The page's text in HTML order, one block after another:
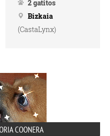
2 gatitos
Bizkaia
(CastaLynx)
COONERA